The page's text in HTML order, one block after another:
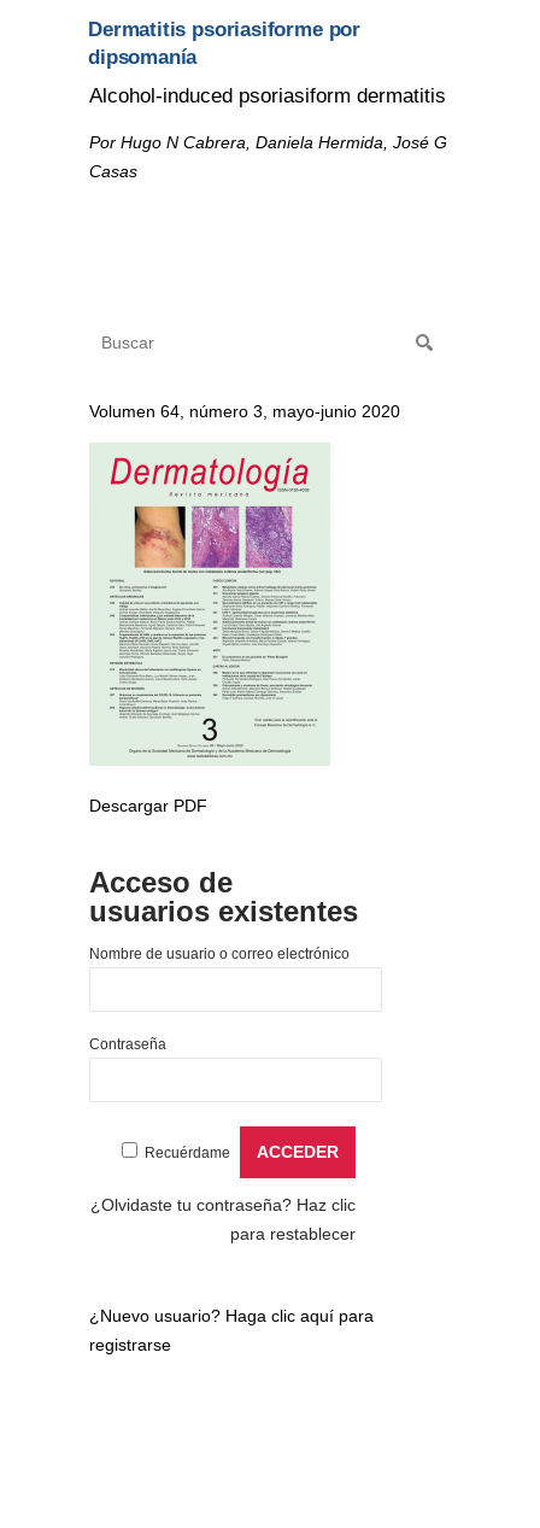
Dermatitis psoriasiforme por
dipsomanía
Alcohol-induced psoriasiform dermatitis
Por Hugo N Cabrera, Daniela Hermida, José G
Casas
Volumen 64, número 3, mayo-junio 2020
Descargar PDF
Acceso de
usuarios existentes
Nombre de usuario o correo electrónico
Contraseña
Recuérdame
¿Olvidaste tu contraseña? Haz clic
para restablecer
¿Nuevo usuario? Haga clic aquí para
registrarse